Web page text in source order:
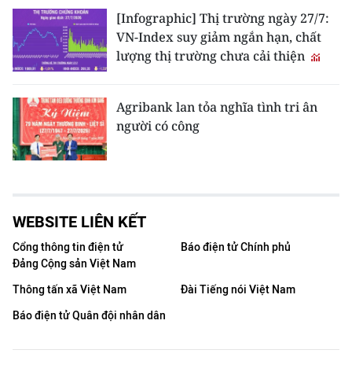
[Infographic] Thị trường ngày 27/7:
VN-Index suy giảm ngắn hạn, chất
lượng thị trường chưa cải thiện
Agribank lan tỏa nghĩa tình tri ân
người có công
WEBSITE LIÊN KẾT
Cổng thông tin điện tử
Đảng Cộng sản Việt Nam
Báo điện tử Chính phủ
Thông tấn xã Việt Nam
Đài Tiếng nói Việt Nam
Báo điện tử Quân đội nhân dân